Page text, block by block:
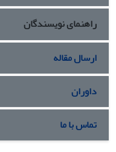
راهنمای نویسندگان
ارسال مقاله
داوران
تماس با ما